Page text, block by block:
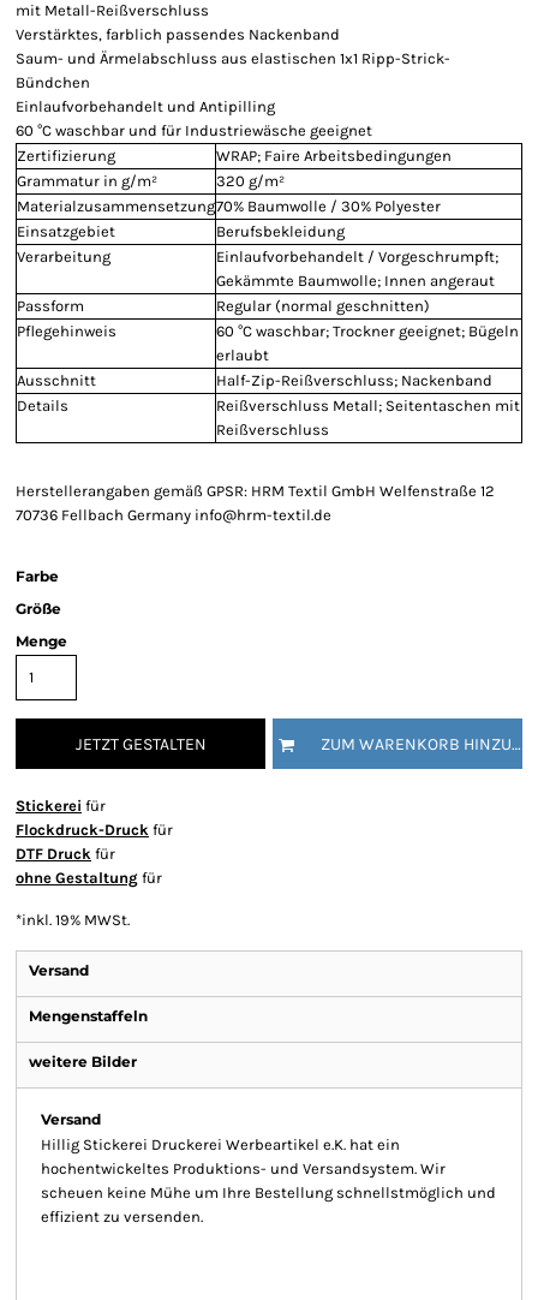
mit Metall-Reißverschluss
Verstärktes, farblich passendes Nackenband
Saum- und Ärmelabschluss aus elastischen 1x1 Ripp-Strick-
Bündchen
Einlaufvorbehandelt und Antipilling
60 °C waschbar und für Industriewäsche geeignet
Zertifizierung
WRAP; Faire Arbeitsbedingungen
Grammatur in g/m²
320 g/m²
Materialzusammensetzung70% Baumwolle / 30% Polyester
Einsatzgebiet
Berufsbekleidung
Verarbeitung
Einlaufvorbehandelt / Vorgeschrumpft;
Gekämmte Baumwolle; Innen angeraut
Passform
Regular (normal geschnitten)
Pflegehinweis
60 °C waschbar; Trockner geeignet; Bügeln
erlaubt
Ausschnitt
Half-Zip-Reißverschluss; Nackenband
Details
Reißverschluss Metall; Seitentaschen mit
Reißverschluss
Herstellerangaben gemäß GPSR: HRM Textil GmbH Welfenstraße 12
70736 Fellbach Germany info@hrm-textil.de
Farbe
Größe
Menge
JETZT GESTALTEN ZUM WARENKORB HINZUFÜGEN
Stickerei für
Flockdruck-Druck für
DTF Druck für
ohne Gestaltung für
*inkl. 19% MWSt.
Versand
Mengenstaffeln
weitere Bilder
Versand
Hillig Stickerei Druckerei Werbeartikel e.K. hat ein
hochentwickeltes Produktions- und Versandsystem. Wir
scheuen keine Mühe um Ihre Bestellung schnellstmöglich und
effizient zu versenden.